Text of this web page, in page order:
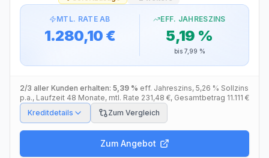
MTL. RATE AB
1.280,10 €
EFF. JAHRESZINS
5,19 %
bis 7,99 %
2/3 aller Kunden erhalten: 5,39 % eff. Jahreszins, 5,26 % Sollzins
p.a., Laufzeit 48 Monate, mtl. Rate 231,48 €, Gesamtbetrag 11.111 €
Kreditdetails
Zum Vergleich
Zum Angebot